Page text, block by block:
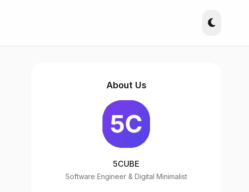
About Us
5CUBE
Software Engineer & Digital Minimalist